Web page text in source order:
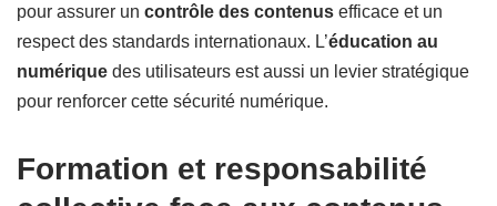
pour assurer un contrôle des contenus efficace et un
respect des standards internationaux. L’éducation au
numérique des utilisateurs est aussi un levier stratégique
pour renforcer cette sécurité numérique.
Formation et responsabilité